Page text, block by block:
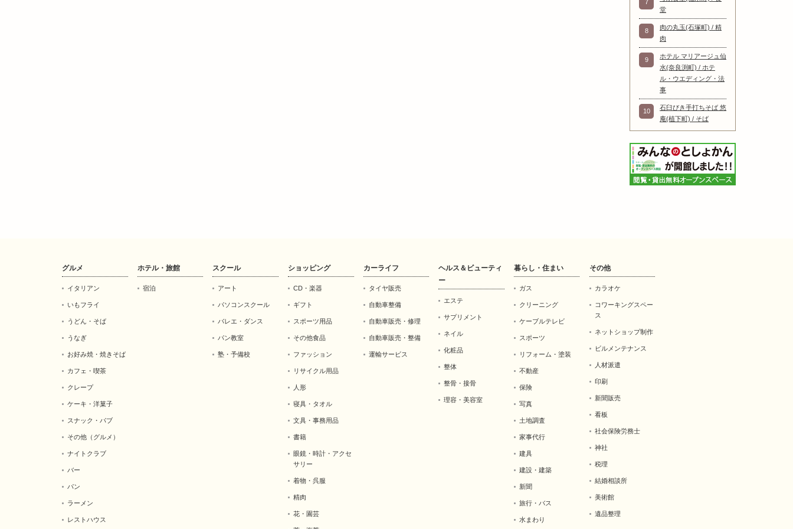
7
堂
8
肉の丸玉(石塚町) / 精
肉
9
ホテル マリアージュ仙
水(奈良渕町) / ホテ
ル・ウエディング・法
事
10
石臼びき手打ちそば 悠
庵(植下町) / そば
グルメ
イタリアン
いもフライ
うどん・そば
うなぎ
お好み焼・焼きそば
カフェ・喫茶
クレープ
ケーキ・洋菓子
スナック・パブ
その他（グルメ）
ナイトクラブ
バー
パン
ラーメン
レストハウス
ホテル・旅館
宿泊
スクール
アート
パソコンスクール
バレエ・ダンス
パン教室
塾・予備校
ショッピング
CD・楽器
ギフト
スポーツ用品
その他食品
ファッション
リサイクル用品
人形
寝具・タオル
文具・事務用品
書籍
眼鏡・時計・アクセ
サリー
着物・呉服
精肉
花・園芸
カーライフ
タイヤ販売
自動車整備
自動車販売・修理
自動車販売・整備
運輸サービス
ヘルス＆ビューティ
ー
エステ
サプリメント
ネイル
化粧品
整体
整骨・接骨
理容・美容室
暮らし・住まい
ガス
クリーニング
ケーブルテレビ
スポーツ
リフォーム・塗装
不動産
保険
写真
土地調査
家事代行
建具
建設・建築
新聞
旅行・バス
水まわり
その他
カラオケ
コワーキングスペー
ス
ネットショップ制作
ビルメンテナンス
人材派遣
印刷
新聞販売
看板
社会保険労務士
神社
税理
結婚相談所
美術館
遺品整理